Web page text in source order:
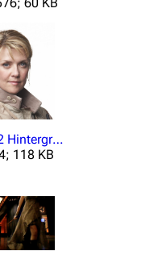
SG1 Fx02 Hintergrundfotojpg.jpg
118 KB